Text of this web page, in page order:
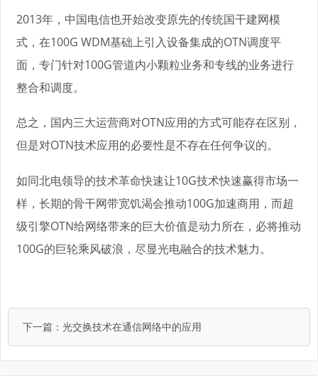
2013年，中国电信也开始改变原先的传统国干建网模
式，在100G WDM基础上引入设备集成的OTN调度平
面，专门针对100G管道内小颗粒业务和专线的业务进行
整合和调度。
总之，国内三大运营商对OTN应用的方式可能存在区别，
但是对OTN技术应用的必要性是不存在任何争议的。
如同北电领导的技术革命快速让10G技术快速赢得市场一
样，长期的骨干网带宽饥渴会推动100G加速商用，而超
级引擎OTN给网络带来的巨大价值是动力所在，必将推动
100G的巨轮乘风破浪，尽显光电融合的技术魅力。
下一篇： 光交换技术在通信网络中的应用